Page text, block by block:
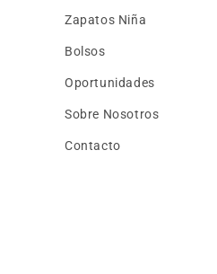
Zapatos Niña
Bolsos
Oportunidades
Sobre Nosotros
Contacto